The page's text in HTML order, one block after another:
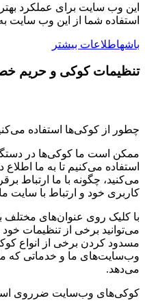
این وب سایت برای عملکرد
استفاده شما از این وب سایت
باشهاطلاعات بیشتر
تنظیمات کوکی و حریم
چطور از کوکی‌ها استفاده
ممکن است ما کوکی‌ها در
استفاده می‌کنیم تا به ما
می‌کنید، چگونه با ما ارتباط
کاربری خود و ارتباط با سایت
با کلیک روی عنوان‌های مختلف
می‌توانید برخی از تنظیمات خود
مسدود کردن برخی از انواع
وب‌سایت‌های ما و خدماتی که ما
می‌دهد.
کوکی‌های وب‌سایت ضرروی